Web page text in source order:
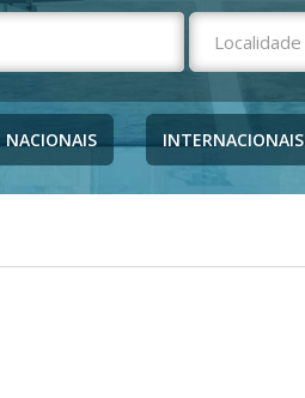
NACIONAIS INTERNACIONAIS